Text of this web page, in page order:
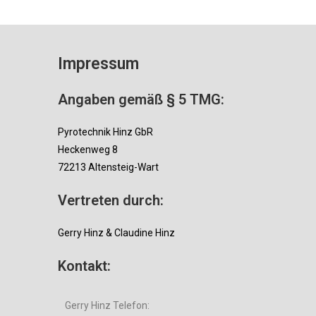
Impressum
Angaben gemäß § 5 TMG:
Pyrotechnik Hinz GbR
Heckenweg 8
72213 Altensteig-Wart
Vertreten durch:
Gerry Hinz & Claudine Hinz
Kontakt:
Gerry Hinz Telefon: